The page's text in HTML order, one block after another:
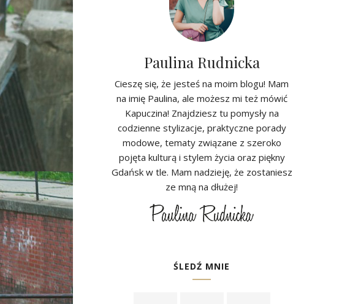
Paulina Rudnicka
Cieszę się, że jesteś na moim blogu! Mam
na imię Paulina, ale możesz mi też mówić
Kapuczina! Znajdziesz tu pomysły na
codzienne stylizacje, praktyczne porady
modowe, tematy związane z szeroko
pojęta kulturą i stylem życia oraz piękny
Gdańsk w tle. Mam nadzieję, że zostaniesz
ze mną na dłużej!
ŚLEDŹ MNIE